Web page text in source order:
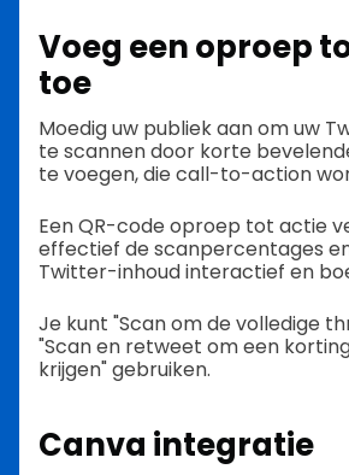
Voeg een oproep
toe
Moedig uw publiek aan om uw
te scannen door korte
te voegen, die call-to-action
Een QR-code oproep tot actie
effectief de scanpercentages
Twitter-inhoud interactief en
Je kunt "Scan om de volledige
"Scan en retweet om een korting
krijgen" gebruiken.
Canva integratie